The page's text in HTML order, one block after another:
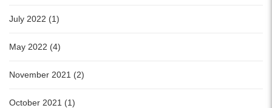
July 2022 (1)
May 2022 (4)
November 2021 (2)
October 2021 (1)